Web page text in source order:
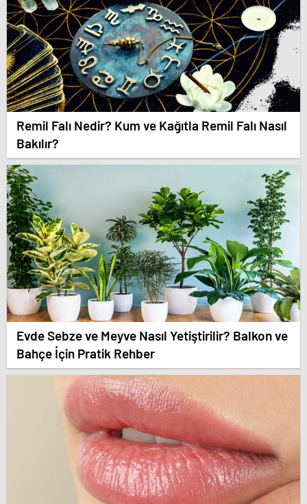
Remil Falı Nedir? Kum ve Kağıtla Remil Falı Nasıl
Bakılır?
Evde Sebze ve Meyve Nasıl Yetiştirilir? Balkon ve
Bahçe İçin Pratik Rehber